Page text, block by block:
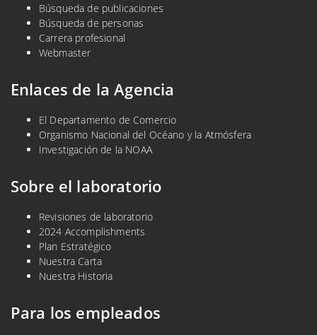
Búsqueda de publicaciones
Búsqueda de personas
Carrera profesional
Webmaster
Enlaces de la Agencia
El Departamento de Comercio
Organismo Nacional del Océano y la Atmósfera
Investigación de la NOAA
Sobre el laboratorio
Revisiones de laboratorio
2024 Accomplishments
Plan Estratégico
Nuestra Carta
Nuestra Historia
Para los empleados